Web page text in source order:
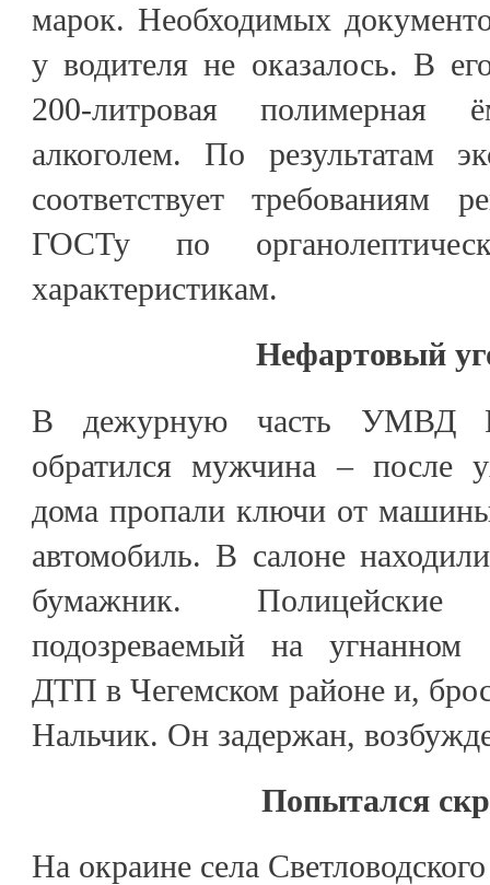
марок. Необходимых
у водителя не оказалось. В
200-литровая полимерная
алкоголем. По результатам
соответствует требованиям
ГОСТу по
характеристикам.
Нефартовый
В дежурную часть УМВД
обратился мужчина – после
дома пропали ключи от
автомобиль. В салоне
бумажник.
подозреваемый на угнанном
ДТП в Чегемском районе и,
Нальчик. Он задержан,
Попытался
На окраине села